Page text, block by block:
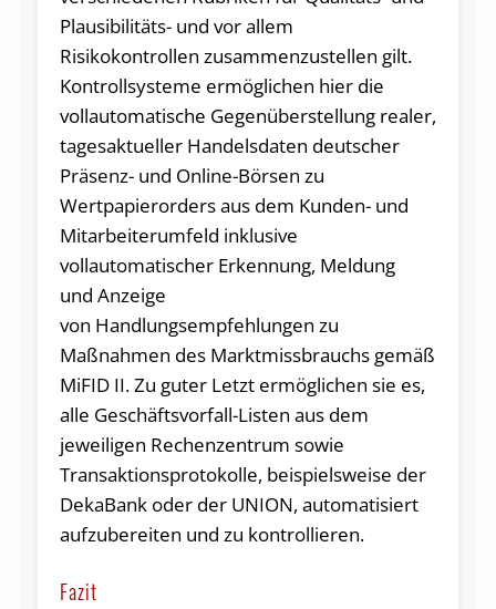
Plausibilitäts- und vor allem
Risikokontrollen zusammenzustellen gilt.
Kontrollsysteme ermöglichen hier die
vollautomatische Gegenüberstellung realer,
tagesaktueller Handelsdaten deutscher
Präsenz- und Online-Börsen zu
Wertpapierorders aus dem Kunden- und
Mitarbeiterumfeld inklusive
vollautomatischer Erkennung, Meldung
und Anzeige
von Handlungsempfehlungen zu
Maßnahmen des Marktmissbrauchs gemäß
MiFID II. Zu guter Letzt ermöglichen sie es,
alle Geschäftsvorfall-Listen aus dem
jeweiligen Rechenzentrum sowie
Transaktionsprotokolle, beispielsweise der
DekaBank oder der UNION, automatisiert
aufzubereiten und zu kontrollieren.
Fazit